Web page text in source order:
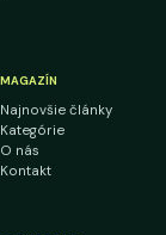
MAGAZÍN
Najnovšie články
Kategórie
O nás
Kontakt